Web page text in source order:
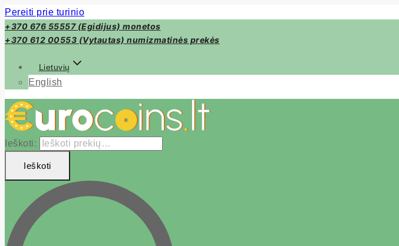
Pereiti prie turinio
+370 676 55557 (Egidijus) monetos
+370 612 00553 (Vytautas) numizmatinės prekės
Lietuvių
English
Ieškoti:
Ieškoti